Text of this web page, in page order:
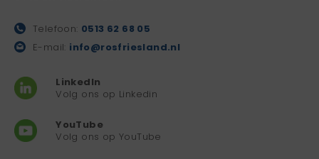
Telefoon: 0513 62 68 05
E-mail: info@rosfriesland.nl
LinkedIn
Volg ons op Linkedin
YouTube
Volg ons op YouTube